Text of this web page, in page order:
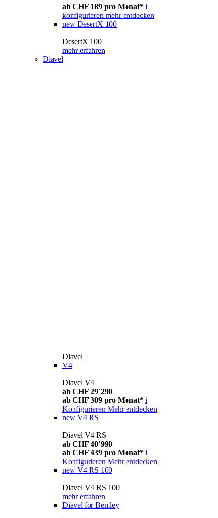
ab CHF 189 pro Monat* i
konfigurieren mehr entdecken
new DesertX 100
DesertX 100
mehr erfahren
Diavel
Diavel
V4
Diavel V4
ab CHF 29´290
ab CHF 309 pro Monat* i
Konfigurieren Mehr entdecken
new V4 RS
Diavel V4 RS
ab CHF 40’990
ab CHF 439 pro Monat* i
Konfigurieren Mehr entdecken
new V4 RS 100
Diavel V4 RS 100
mehr erfahren
Diavel for Bentley